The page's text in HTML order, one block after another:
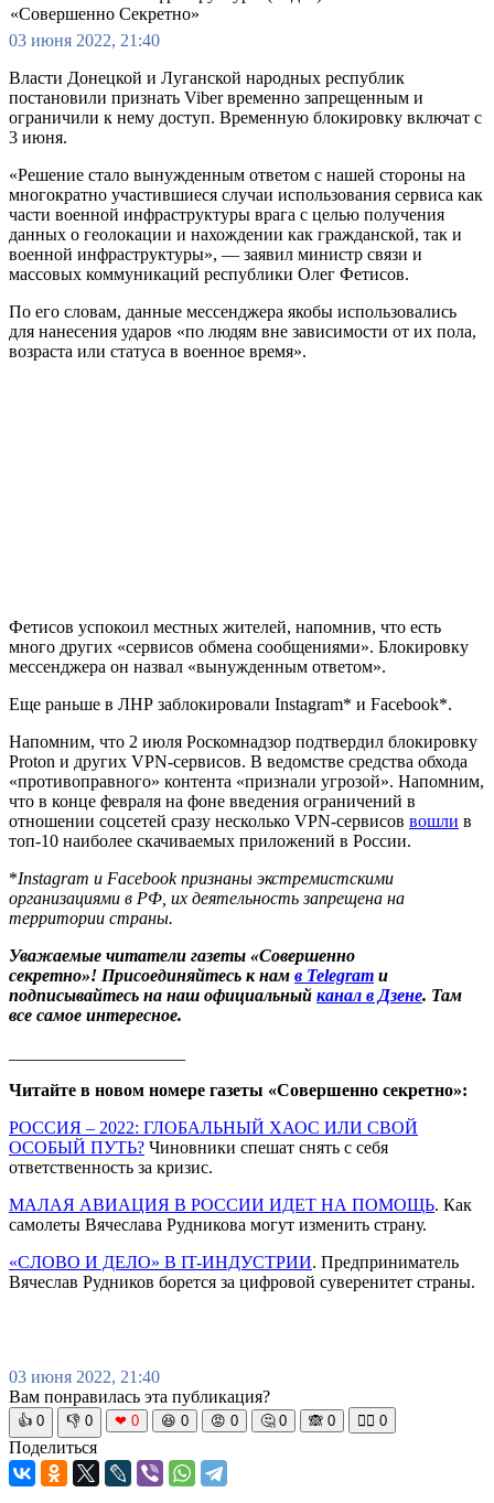
03 июня 2022, 21:40
Власти Донецкой и Луганской народных республик
постановили признать Viber временно запрещенным и
ограничили к нему доступ. Временную блокировку включат с
3 июня.
«Решение стало вынужденным ответом с нашей стороны на
многократно участившиеся случаи использования сервиса как
части военной инфраструктуры врага с целью получения
данных о геолокации и нахождении как гражданской, так и
военной инфраструктуры», — заявил министр связи и
массовых коммуникаций республики Олег Фетисов.
По его словам, данные мессенджера якобы использовались
для нанесения ударов «по людям вне зависимости от их пола,
возраста или статуса в военное время».
Фетисов успокоил местных жителей, напомнив, что есть
много других «сервисов обмена сообщениями». Блокировку
мессенджера он назвал «вынужденным ответом».
Еще раньше в ЛНР заблокировали Instagram* и Facebook*.
Напомним, что 2 июля Роскомнадзор подтвердил блокировку
Proton и других VPN-сервисов. В ведомстве средства обхода
«противоправного» контента «признали угрозой». Напомним,
что в конце февраля на фоне введения ограничений в
отношении соцсетей сразу несколько VPN-сервисов вошли в
топ-10 наиболее скачиваемых приложений в России.
*Instagram и Facebook признаны экстремистскими
организациями в РФ, их деятельность запрещена на
территории страны.
Уважаемые читатели газеты «Совершенно
секретно»! Присоединяйтесь к нам в Telegram и
подписывайтесь на наш официальный канал в Дзене. Там
все самое интересное.
Читайте в новом номере газеты «Совершенно секретно»:
РОССИЯ – 2022: ГЛОБАЛЬНЫЙ ХАОС ИЛИ СВОЙ
ОСОБЫЙ ПУТЬ? Чиновники спешат снять с себя
ответственность за кризис.
МАЛАЯ АВИАЦИЯ В РОССИИ ИДЕТ НА ПОМОЩЬ. Как
самолеты Вячеслава Рудникова могут изменить страну.
«СЛОВО И ДЕЛО» В IT-ИНДУСТРИИ. Предприниматель
Вячеслав Рудников борется за цифровой суверенитет страны.
03 июня 2022, 21:40
Вам понравилась эта публикация?
👍 0 👎 0 ❤ 0 😆 0 😡 0 🤔 0 🙈 0 🧘‍♀️ 0
Поделиться